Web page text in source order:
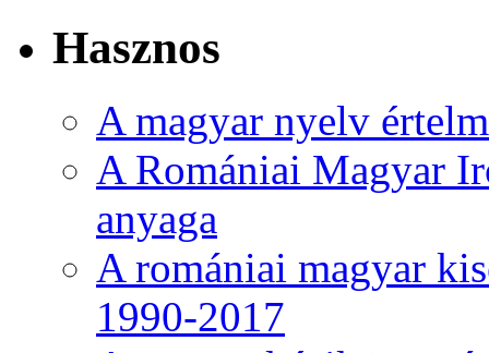
Hasznos
A magyar nyelv
A Romániai Magyar
anyaga
A romániai magyar
1990-2017